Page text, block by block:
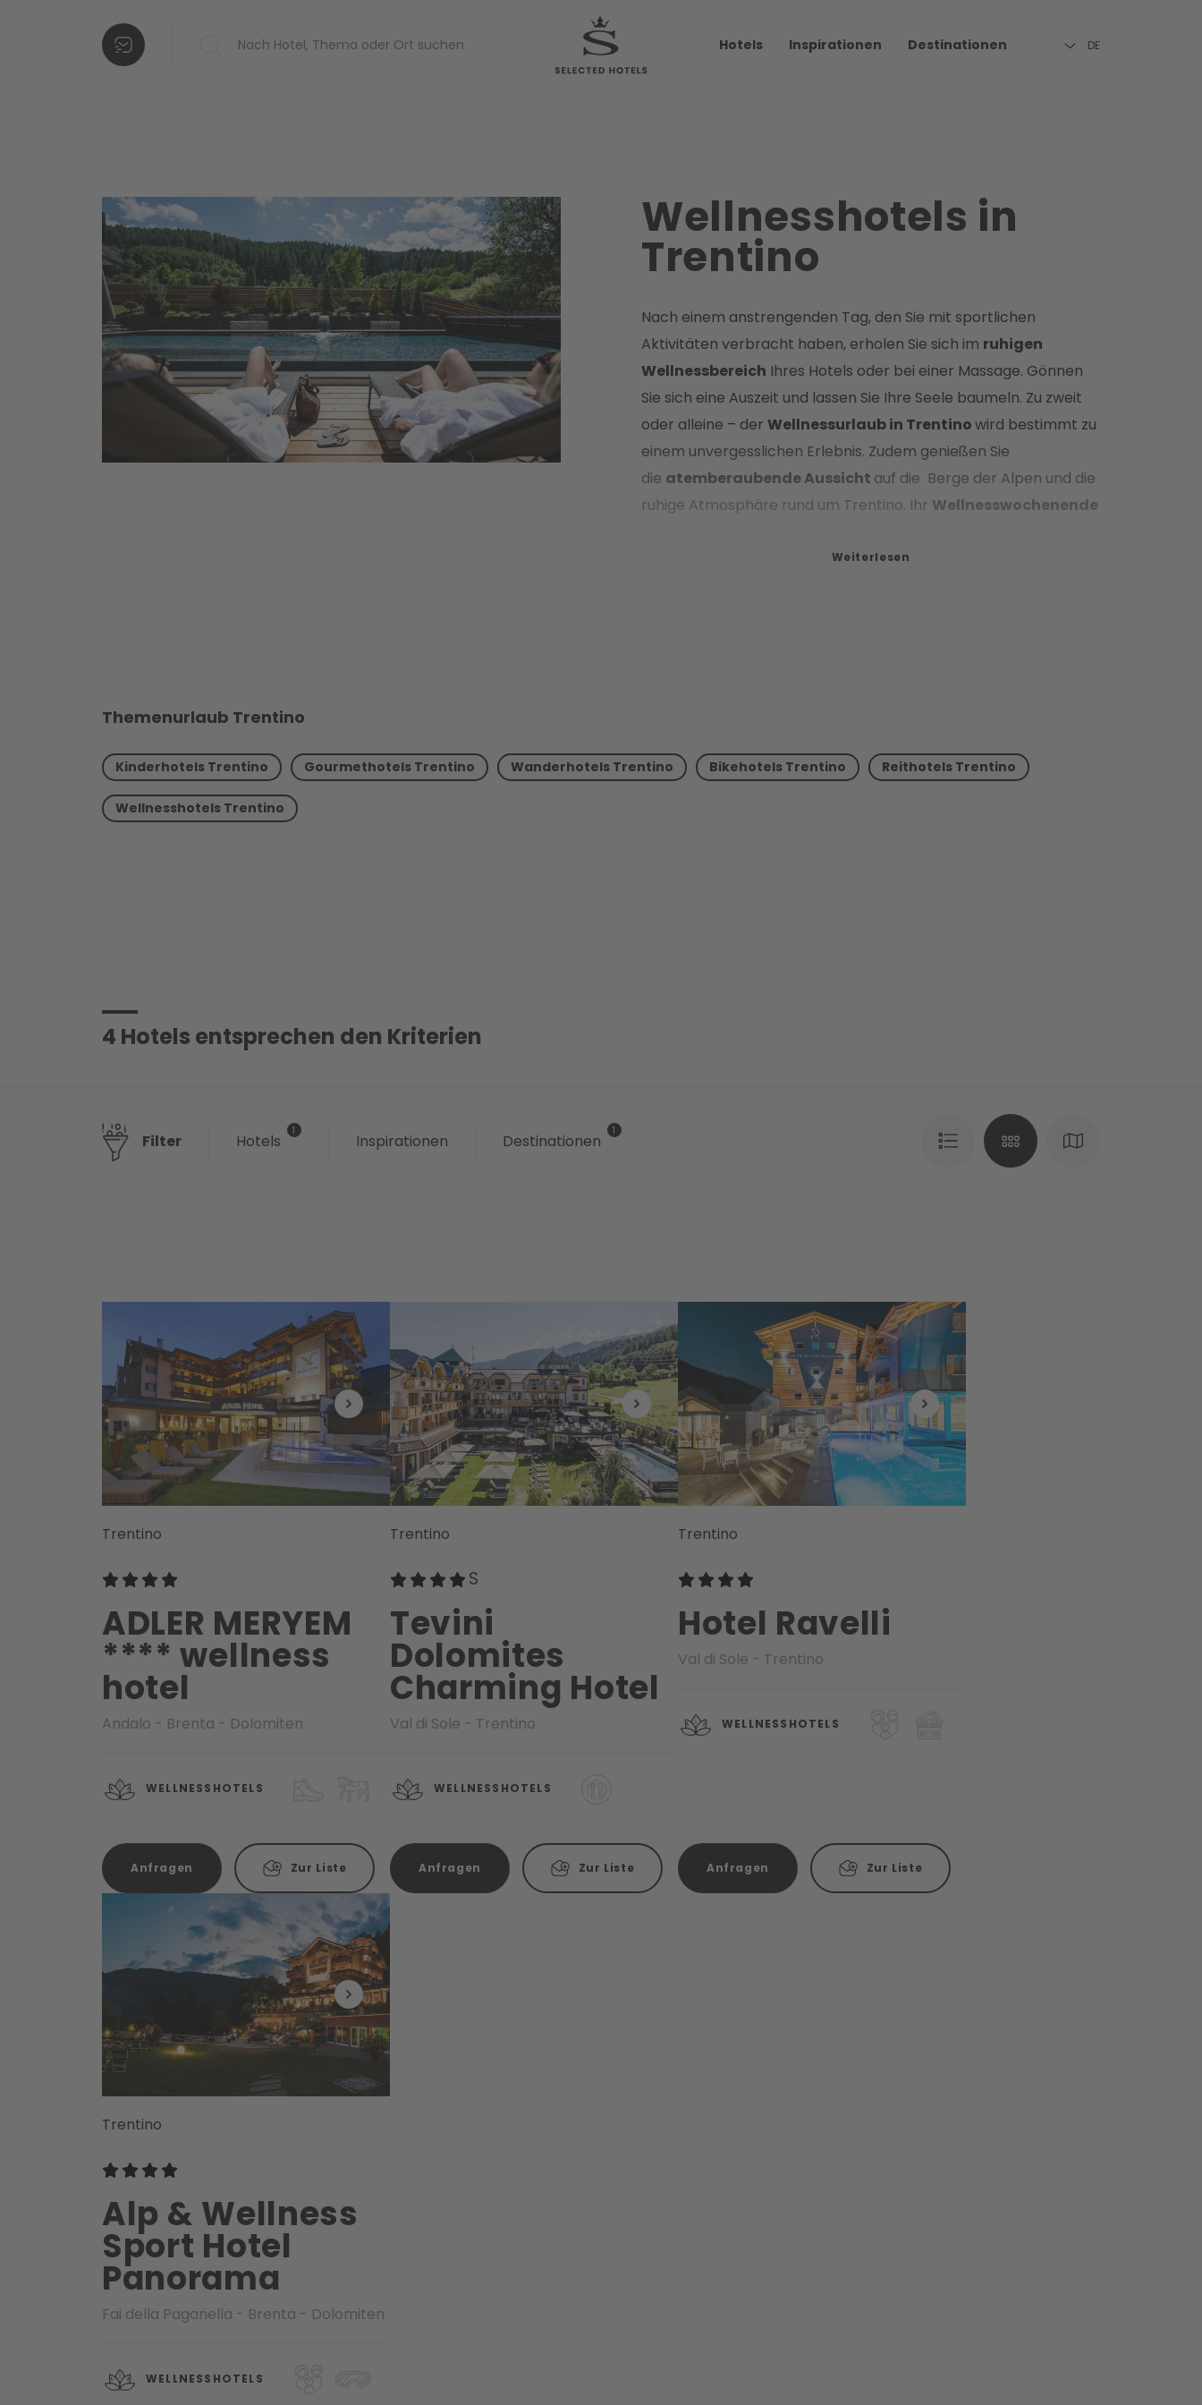
Hotels Inspirationen Destinationen DE
Wellnesshotels in
Trentino
Nach einem anstrengenden Tag, den Sie mit sportlichen
Aktivitäten verbracht haben, erholen Sie sich im ruhigen
Wellnessbereich Ihres Hotels oder bei einer Massage. Gönnen
Sie sich eine Auszeit und lassen Sie Ihre Seele baumeln. Zu zweit
oder alleine – der Wellnessurlaub in Trentinowird bestimmt zu
einem unvergesslichen Erlebnis. Zudem genießen Sie
die atemberaubende Aussicht auf die Berge der Alpen und die
ruhige Atmosphäre rund um Trentino. Ihr Wellnesswochenende
Themenurlaub Trentino
Kinderhotels Trentino Gourmethotels Trentino Wanderhotels Trentino Bikehotels Trentino Reithotels Trentino
Wellnesshotels Trentino
4 Hotels entsprechen den Kriterien
Filter Hotels Inspirationen Destinationen
Trentino
ADLER MERYEM
**** wellness
hotel
Andalo - Brenta - Dolomiten
WELLNESSHOTELS
Anfragen Zur Liste
Trentino
Tevini
Dolomites
Charming Hotel
Val di Sole - Trentino
WELLNESSHOTELS
Anfragen Zur Liste
Trentino
Hotel Ravelli
Val di Sole - Trentino
WELLNESSHOTELS
Anfragen Zur Liste
Trentino
Alp & Wellness
Sport Hotel
Panorama
Fai della Paganella - Brenta - Dolomiten
WELLNESSHOTELS